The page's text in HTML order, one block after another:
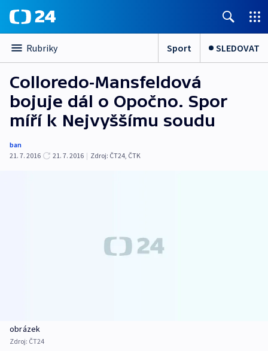
Rubriky Sport SLEDOVAT
Colloredo-Mansfeldová
bojuje dál o Opočno. Spor
míří k Nejvyššímu soudu
ban
21. 7. 2016
21. 7. 2016 | Zdroj: ČT24, ČTK
obrázek
Zdroj: ČT24